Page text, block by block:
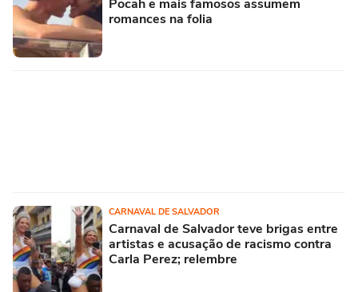
Pocah e mais famosos assumem
romances na folia
CARNAVAL DE SALVADOR
Carnaval de Salvador teve brigas entre
artistas e acusação de racismo contra
Carla Perez; relembre